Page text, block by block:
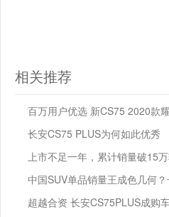
相关推荐
百万用户优选 新CS75 2020款
长安CS75 PLUS为何如此优秀
上市不足一年，累计销量破15
中国SUV单品销量王成色几何
超越合资 长安CS75PLUS成购